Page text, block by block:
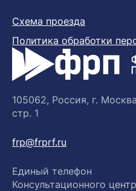
Схема проезда
Политика обработки
105062, Россия, г.
стр. 1
frp@frprf.ru
Единый телефон
Консультационного